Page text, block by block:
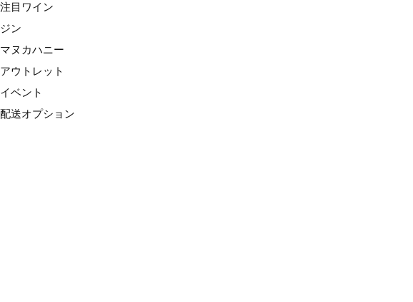
注目ワイン
ジン
マヌカハニー
アウトレット
イベント
配送オプション